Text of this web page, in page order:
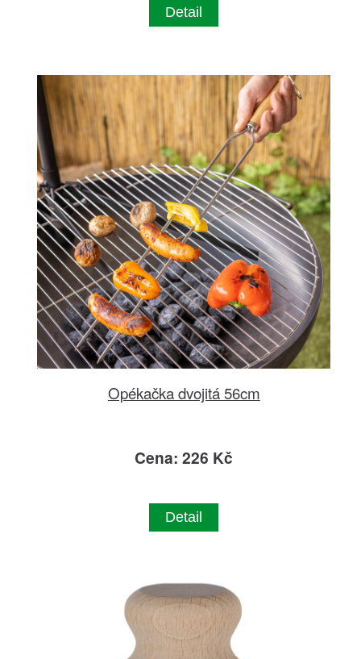
Detail
Opékačka dvojitá 56cm
Cena: 226 Kč
Detail